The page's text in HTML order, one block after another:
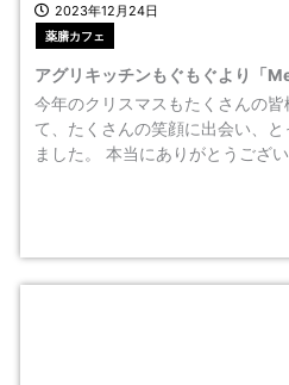
2023年12月24日
薬膳カフェ
アグリキッチンもぐもぐより「
今年のクリスマスもたくさんの
て、たくさんの笑顔に出会い、
ました。 本当にありがとうござ